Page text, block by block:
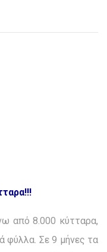
από 8.000 κύτταρα,
φύλλα. Σε 9 μήνες τα